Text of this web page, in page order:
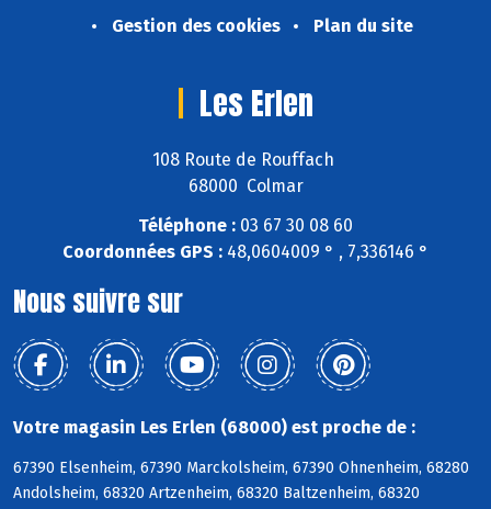
Gestion des cookies
Plan du site
Les Erlen
108 Route de Rouffach
68000 Colmar
Téléphone : 03 67 30 08 60
Coordonnées GPS : 48,0604009 ° , 7,336146 °
Nous suivre sur
Votre magasin Les Erlen (68000) est proche de :
67390 Elsenheim, 67390 Marckolsheim, 67390 Ohnenheim, 68280
Andolsheim, 68320 Artzenheim, 68320 Baltzenheim, 68320